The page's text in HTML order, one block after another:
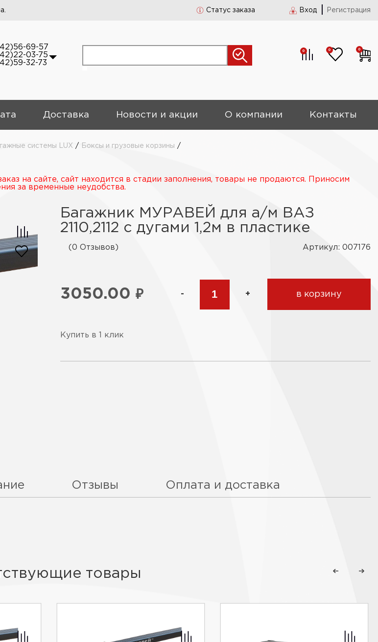
Статус заказа Вход Регистрация
69-57
03-75
32-73
0 0 0
Доставка Новости и акции О компании Контакты
системы LUX / Боксы и грузовые корзины /
на сайте, сайт находится в стадии заполнения, товары не продаются. Приносим
за временные неудобства.
Багажник МУРАВЕЙ для а/м ВАЗ
2110,2112 с дугами 1,2м в пластике
(0 Отзывов) Артикул: 007176
3050.00 ₽ - + в корзину
Купить в 1 клик
Отзывы Оплата и доставка
товары